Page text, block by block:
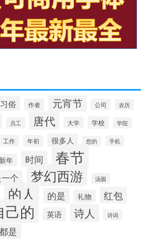
习俗 作者 元宵节 公司 农历
员工 唐代 大学 学校 学院
工作 年初 很多人 您的 手机
新年 时间 春节
个 梦幻西游 汤圆
的人 的是 礼物 红包
己的 英语 诗人 诗词
是